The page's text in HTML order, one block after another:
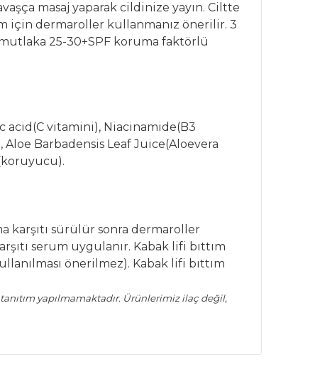
masaj yaparak cildinize yayın. Ciltte
için dermaroller kullanmanız önerilir. 3
25-30+SPF koruma faktörlü
acid(C vitamini), Niacinamide(B3
Barbadensis Leaf Juice(Aloevera
karşıtı sürülür sonra dermaroller
serum uygulanır. Kabak lifi bıttım
önerilmez). Kabak lifi bıttım
yapılmamaktadır. Ürünlerimiz ilaç değil,